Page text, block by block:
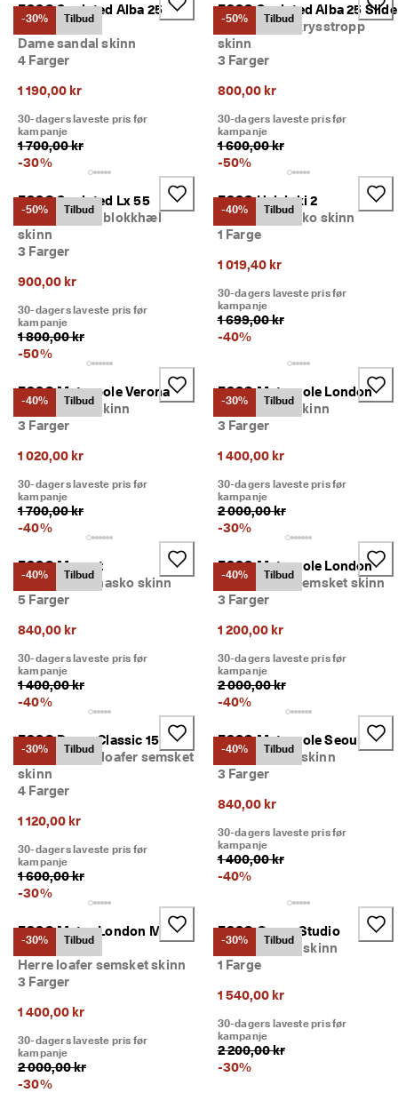
-30% Tilbud
ECCO Sculpted Alba 25
Sandal
Dame sandal skinn
4 Farger
1 190,00 kr
30-dagers laveste pris før
kampanje
1 700,00 kr
-30%
-50% Tilbud
ECCO Sculpted Alba 25 Slide
Dame glider krysstropp
skinn
3 Farger
800,00 kr
30-dagers laveste pris før
kampanje
1 600,00 kr
-50%
-50% Tilbud
ECCO Sculpted Lx 55
Dame pumps blokkhæl
skinn
3 Farger
900,00 kr
30-dagers laveste pris før
kampanje
1 800,00 kr
-50%
-40% Tilbud
ECCO Helsinki 2
Herre derby sko skinn
1 Farge
1 019,40 kr
30-dagers laveste pris før
kampanje
1 699,00 kr
-40%
-40% Tilbud
ECCO Metropole Verona
Herre loafer skinn
3 Farger
1 020,00 kr
30-dagers laveste pris før
kampanje
1 700,00 kr
-40%
-30% Tilbud
ECCO Metropole London
Herre loafer skinn
3 Farger
1 400,00 kr
30-dagers laveste pris før
kampanje
2 000,00 kr
-30%
-40% Tilbud
ECCO Margot
Dame ballerinasko skinn
5 Farger
840,00 kr
30-dagers laveste pris før
kampanje
1 400,00 kr
-40%
-40% Tilbud
ECCO Metropole London
Herre loafer semsket skinn
3 Farger
1 200,00 kr
30-dagers laveste pris før
kampanje
2 000,00 kr
-40%
-30% Tilbud
ECCO Dress Classic 15
Dame penny-loafer semsket
skinn
4 Farger
1 120,00 kr
30-dagers laveste pris før
kampanje
1 600,00 kr
-30%
-40% Tilbud
ECCO Metropole Seoul
Dame sandal skinn
3 Farger
840,00 kr
30-dagers laveste pris før
kampanje
1 400,00 kr
-40%
-30% Tilbud
ECCO Metro London M
Loafer
Herre loafer semsket skinn
3 Farger
1 400,00 kr
30-dagers laveste pris før
kampanje
2 000,00 kr
-30%
-30% Tilbud
ECCO Gruuv Studio
Herre slip-on skinn
1 Farge
1 540,00 kr
30-dagers laveste pris før
kampanje
2 200,00 kr
-30%